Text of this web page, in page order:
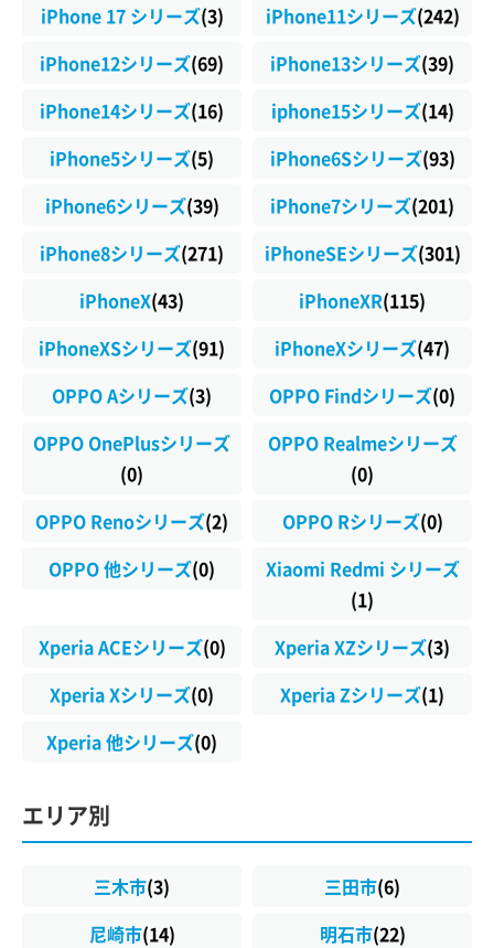
iPhone 17 シリーズ(3) iPhone11シリーズ(242)
iPhone12シリーズ(69) iPhone13シリーズ(39)
iPhone14シリーズ(16) iphone15シリーズ(14)
iPhone5シリーズ(5) iPhone6Sシリーズ(93)
iPhone6シリーズ(39) iPhone7シリーズ(201)
iPhone8シリーズ(271) iPhoneSEシリーズ(301)
iPhoneX(43) iPhoneXR(115)
iPhoneXSシリーズ(91) iPhoneXシリーズ(47)
OPPO Aシリーズ(3) OPPO Findシリーズ(0)
OPPO OnePlusシリーズ
(0)
OPPO Realmeシリーズ
(0)
OPPO Renoシリーズ(2) OPPO Rシリーズ(0)
OPPO 他シリーズ(0)
Xiaomi Redmi シリーズ
(1)
Xperia ACEシリーズ(0) Xperia XZシリーズ(3)
Xperia Xシリーズ(0) Xperia Zシリーズ(1)
Xperia 他シリーズ(0)
エリア別
三木市(3) 三田市(6)
尼崎市(14) 明石市(22)